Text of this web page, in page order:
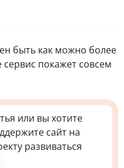
быть как можно более
покажет совсем
или вы хотите
сайт на
развиваться